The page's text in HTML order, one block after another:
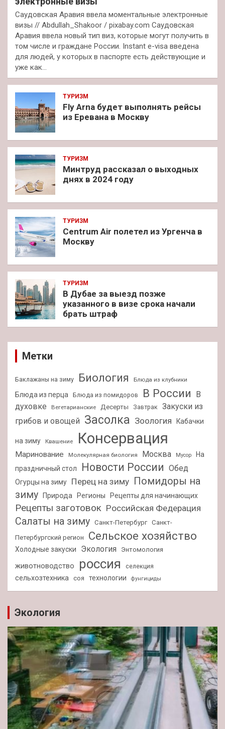
Саудовская Аравия ввела моментальные электронные
визы // Abdullah_Shakoor / pixabay.com Саудовская
Аравия ввела новый тип виз, которые могут получить в
том числе и граждане России. Instant e-visa введена
для людей, у которых в паспорте есть действующие и
уже как…
ТУРИЗМ
Fly Arna будет выполнять рейсы
из Еревана в Москву
ТУРИЗМ
Минтруд рассказал о выходных
днях в 2024 году
ТУРИЗМ
Centrum Air полетел из Ургенча в
Москву
ТУРИЗМ
В Дубае за выезд позже
указанного в визе срока начали
брать штраф
Метки
Баклажаны на зиму Биология Блюда из клубники
Блюда из перца Блюда из помидоров В России
В
духовке
Вегетарианские Десерты Завтрак Закуски из
грибов и овощей Засолка Зоология Кабачки
на зиму Квашение Консервация
Маринование Молекулярная биология Москва Мусор
На
праздничный стол
Новости России Обед
Огурцы на зиму Перец на зиму Помидоры на
зиму
Природа Регионы Рецепты для начинающих
Рецепты заготовок Российская Федерация
Салаты на зиму Санкт-Петербург Санкт-
Петербургский регион
Сельское хозяйство
Холодные закуски Экология Энтомология
животноводство россия селекция
сельхозтехника соя технологии фунгициды
Экология